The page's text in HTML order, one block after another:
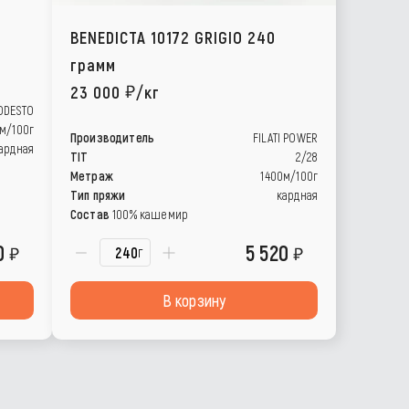
100г
BENEDICTA 10172 GRIGIO 240
грамм
23 000
/кг
Производитель
FILATI POWER
TIT
2/28
Метраж
1400м/100г
Тип пряжи
кардная
Состав 100% кашемир
г 5 520
В корзину